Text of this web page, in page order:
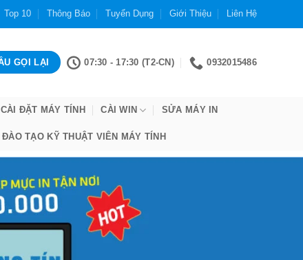
Top 10 Thông Báo Tuyển Dụng Giới Thiệu Liên Hệ
07:30 - 17:30 (T2-CN) 0932015486
CÀI ĐẶT MÁY TÍNH CÀI WIN SỬA MÁY IN
ĐÀO TẠO KỸ THUẬT VIÊN MÁY TÍNH